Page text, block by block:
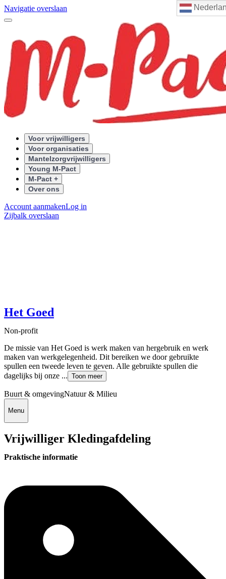
Navigatie overslaan
Voor vrijwilligers
Voor organisaties
Mantelzorgvrijwilligers
Young M-Pact
M-Pact +
Over ons
Account aanmakenLog in
Zijbalk overslaan
Het Goed
Non-profit
De missie van Het Goed is werk maken van hergebruik en werk
maken van werkgelegenheid. Dit bereiken we door gebruikte
spullen een tweede leven te geven. Alle gebruikte spullen die
dagelijks bij onze ... Toon meer
Buurt & omgevingNatuur & Milieu
Menu
Vrijwilliger Kledingafdeling
Praktische informatie